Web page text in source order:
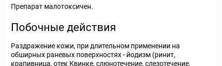
Препарат малотоксичен.
Побочные действия
Раздражение кожи, при длительном применении на
обширных раневых поверхностях - йодизм (ринит,
крапивница, отек Квинке, слюнотечение, слезотечение,